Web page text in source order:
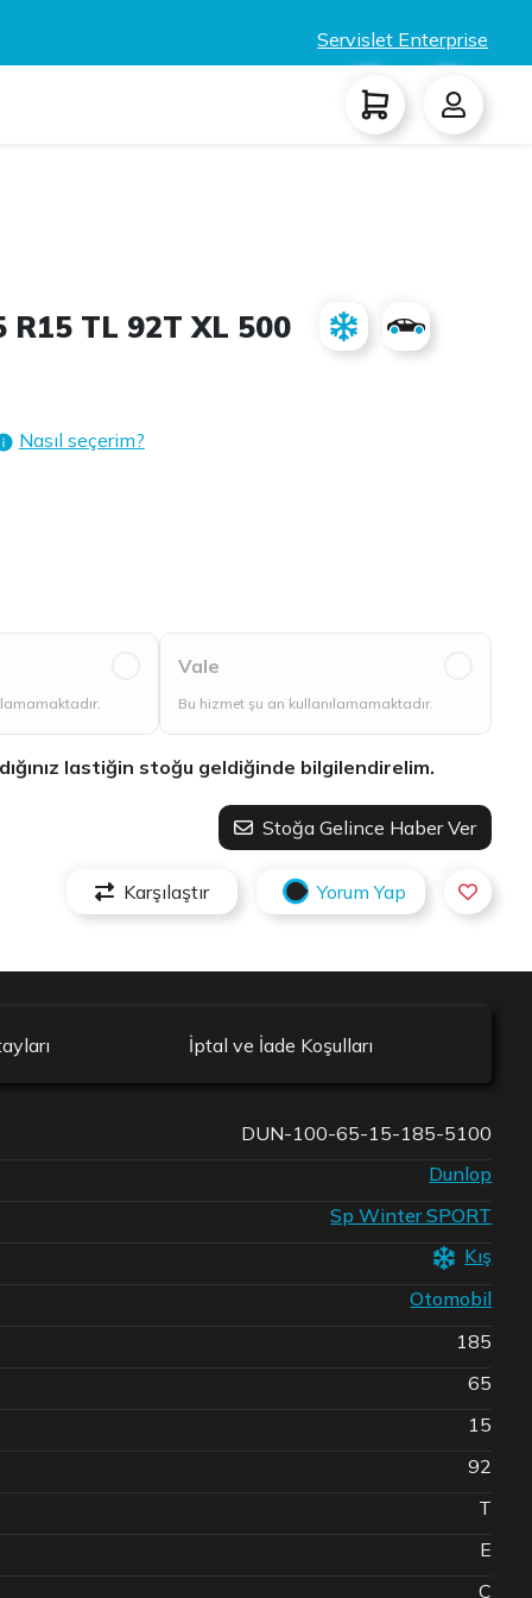
Servislet Enterprise
TL 92T XL 500
Nasıl seçerim?
Vale
Bu hizmet şu an kullanılamamaktadır.
lastiğin stoğu geldiğinde bilgilendirelim.
Stoğa Gelince Haber Ver
Karşılaştır Yorum Yap
İptal ve İade Koşulları
DUN-100-65-15-185-5100
Dunlop
Sp Winter SPORT
Kış
Otomobil
185
65
15
92
T
E
C